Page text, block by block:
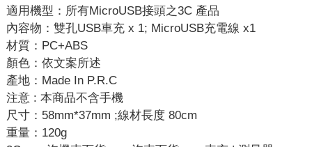
適用機型：所有MicroUSB接頭之3C 產品
內容物：雙孔USB車充 x 1; MicroUSB充電線 x1
材質：PC+ABS
顏色：依文案所述
產地：Made In P.R.C
注意 : 本商品不含手機
尺寸：58mm*37mm ;線材長度 80cm
重量：120g